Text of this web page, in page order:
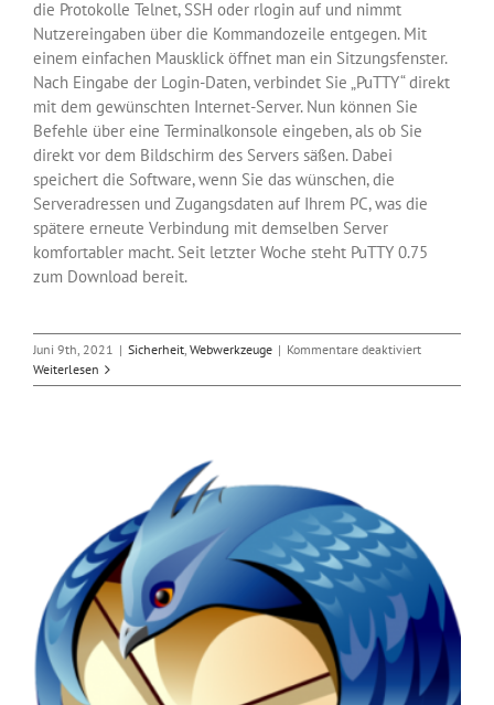
die Protokolle Telnet, SSH oder rlogin auf und nimmt
Nutzereingaben über die Kommandozeile entgegen. Mit
einem einfachen Mausklick öffnet man ein Sitzungsfenster.
Nach Eingabe der Login-Daten, verbindet Sie „PuTTY“ direkt
mit dem gewünschten Internet-Server. Nun können Sie
Befehle über eine Terminalkonsole eingeben, als ob Sie
direkt vor dem Bildschirm des Servers säßen. Dabei
speichert die Software, wenn Sie das wünschen, die
Serveradressen und Zugangsdaten auf Ihrem PC, was die
spätere erneute Verbindung mit demselben Server
komfortabler macht. Seit letzter Woche steht PuTTY 0.75
zum Download bereit.
Juni 9th, 2021 | Sicherheit, Webwerkzeuge | Kommentare deaktiviertfür
neue
Weiterlesen